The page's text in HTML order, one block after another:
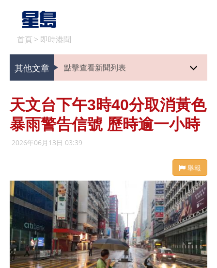
首頁 > 即時港聞
其他文章 點擊查看新聞列表
天文台下午3時40分取消黃色
暴雨警告信號 歷時逾一小時
2026年06月13日 03:39
舉報